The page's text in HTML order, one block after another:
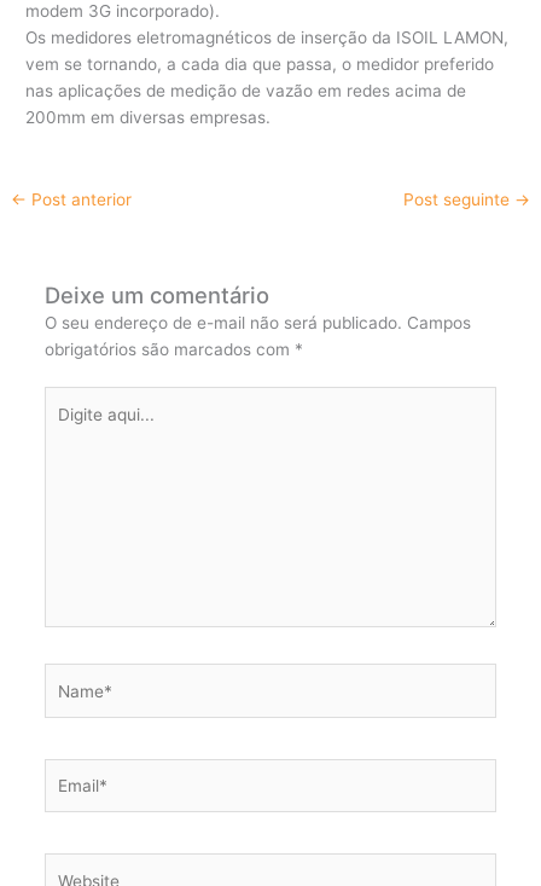
modem 3G incorporado).
Os medidores eletromagnéticos de inserção da ISOIL LAMON,
vem se tornando, a cada dia que passa, o medidor preferido
nas aplicações de medição de vazão em redes acima de
200mm em diversas empresas.
← Post anterior Post seguinte →
Deixe um comentário
O seu endereço de e-mail não será publicado. Campos
obrigatórios são marcados com *
aqui...